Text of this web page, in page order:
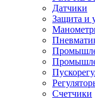
Датчики
Защита и
Счетчики